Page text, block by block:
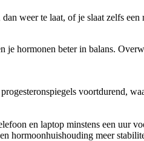
weer te laat, of je slaat zelfs
hormonen beter in balans.
voortdurend,
en laptop minstens een uur
hormoonhuishouding meer